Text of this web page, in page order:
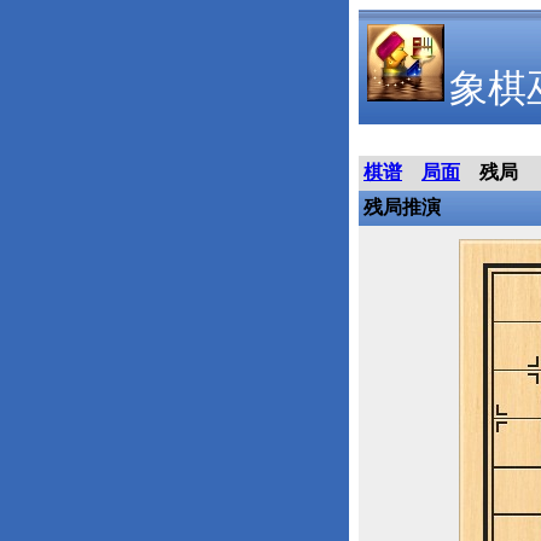
象棋
棋谱 局面
残局
残局推演